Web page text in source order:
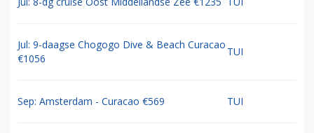
Jul: 9-daagse Chogogo Dive & Beach Curacao
€1056
TUI
Sep: Amsterdam - Curacao €569 TUI